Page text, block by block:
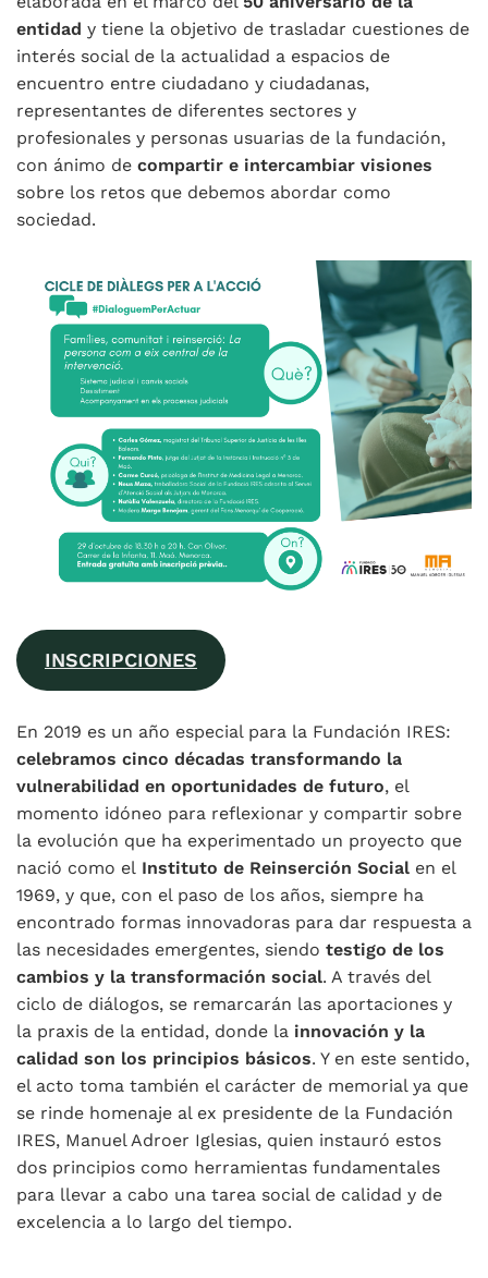
entidad y tiene la objetivo de trasladar cuestiones de
interés social de la actualidad a espacios de
encuentro entre ciudadano y ciudadanas,
representantes de diferentes sectores y
profesionales y personas usuarias de la fundación,
con ánimo de compartir e intercambiar visiones
sobre los retos que debemos abordar como
sociedad.
INSCRIPCIONES
En 2019 es un año especial para la Fundación IRES:
celebramos cinco décadas transformando la
vulnerabilidad en oportunidades de futuro, el
momento idóneo para reflexionar y compartir sobre
la evolución que ha experimentado un proyecto que
nació como el Instituto de Reinserción Social en el
1969, y que, con el paso de los años, siempre ha
encontrado formas innovadoras para dar respuesta a
las necesidades emergentes, siendo testigo de los
cambios y la transformación social. A través del
ciclo de diálogos, se remarcarán las aportaciones y
la praxis de la entidad, donde la innovación y la
calidad son los principios básicos. Y en este sentido,
el acto toma también el carácter de memorial ya que
se rinde homenaje al ex presidente de la Fundación
IRES, Manuel Adroer Iglesias, quien instauró estos
dos principios como herramientas fundamentales
para llevar a cabo una tarea social de calidad y de
excelencia a lo largo del tiempo.